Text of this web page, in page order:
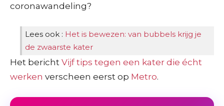
coronawandeling?
Lees ook : Het is bewezen: van bubbels krijg je
de zwaarste kater
Het bericht Vijf tips tegen een kater die écht
werken verscheen eerst op Metro.